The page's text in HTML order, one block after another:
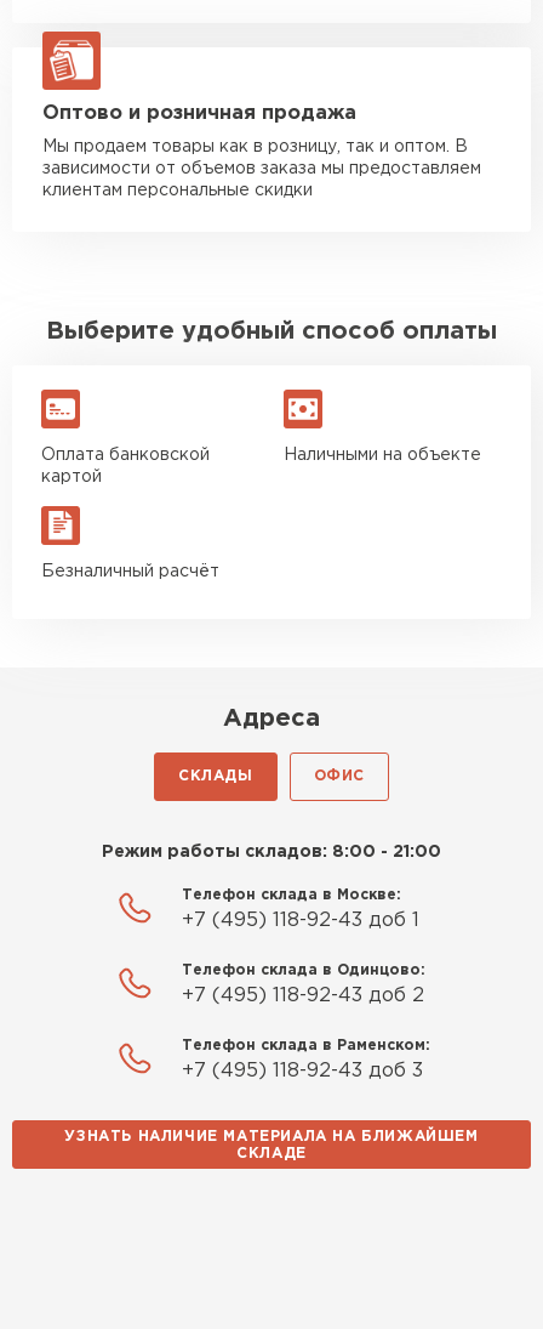
макс. длина груза 13,5 м
ЗАКАЗАТЬ С ДОСТАВКОЙ
Оптово и розничная продажа
Мы продаем товары как в розницу, так и оптом. В
зависимости от объемов заказа мы предоставляем
клиентам персональные скидки
Выберите удобный способ оплаты
Оплата банковской
картой
Наличными на объекте
Безналичный расчёт
Адреса
СКЛАДЫ ОФИС
Режим работы складов: 8:00 - 21:00
Телефон склада в Москве:
+7 (495) 118-92-43 доб 1
Телефон склада в Одинцово:
+7 (495) 118-92-43 доб 2
Телефон склада в Раменском:
+7 (495) 118-92-43 доб 3
УЗНАТЬ НАЛИЧИЕ МАТЕРИАЛА НА БЛИЖАЙШЕМ
СКЛАДЕ